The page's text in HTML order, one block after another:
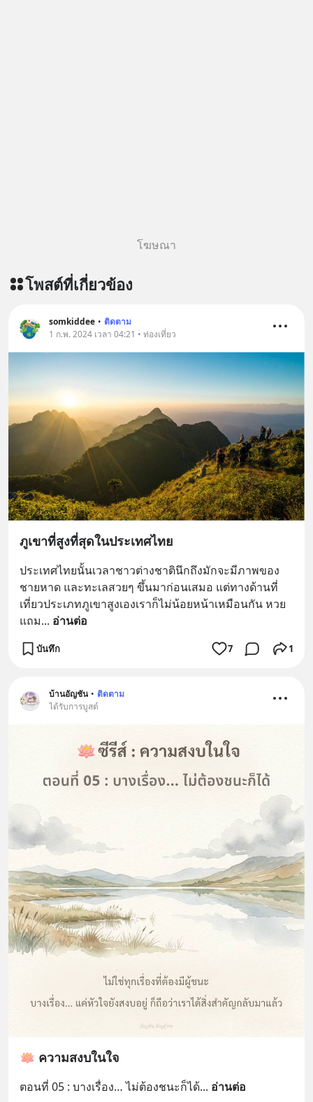
โฆษณา
โพสต์ที่เกี่ยวข้อง
somkiddee • ติดตาม
1 ก.พ. 2024 เวลา 04:21 • ท่องเที่ยว
ภูเขาที่สูงที่สุดในประเทศไทย
ประเทศไทยนั้นเวลาชาวต่างชาตินึกถึงมักจะมีภาพของ
ชายหาด และทะเลสวยๆ ขึ้นมาก่อนเสมอ แต่ทางด้านที่
เที่ยวประเภทภูเขาสูงเองเราก็ไม่น้อยหน้าเหมือนกัน หวย
แถม... อ่านต่อ
บันทึก 7 1
บ้านอัญชัน • ติดตาม
ได้รับการบูสต์
🪷 ความสงบในใจ
ตอนที่ 05 : บางเรื่อง… ไม่ต้องชนะก็ได้... อ่านต่อ